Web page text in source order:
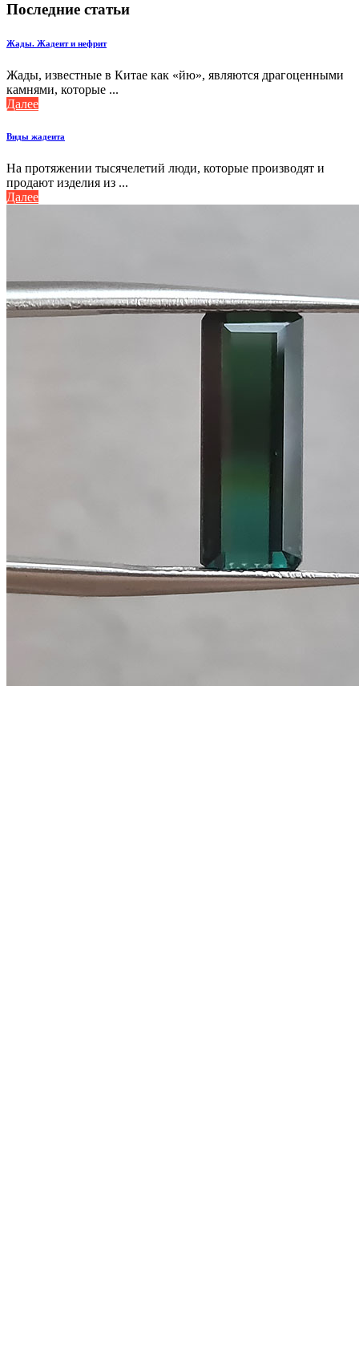
Последние статьи
Жады. Жадеит и нефрит
Жады, известные в Китае как «йю», являются драгоценными
камнями, которые ...
Далее
Виды жадеита
На протяжении тысячелетий люди, которые производят и
продают изделия из ...
Далее